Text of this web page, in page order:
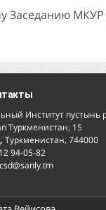
Заседанию МКУР
Институт пустынь
Туркменистан, 15
Туркменистан, 744000
94-05-82